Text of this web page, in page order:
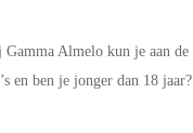
Almelo kun je aan de
en ben je jonger dan 18 jaar?